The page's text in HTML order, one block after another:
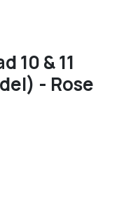
10 & 11
- Rose